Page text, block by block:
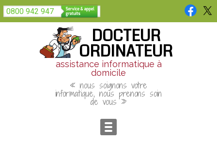
0800 942 947
DOCTEUR
ORDINATEUR
assistance informatique à
domicile
« nous soignons votre
informatique, nous prenons soin
de vous »
Panneau de gestion des cookies